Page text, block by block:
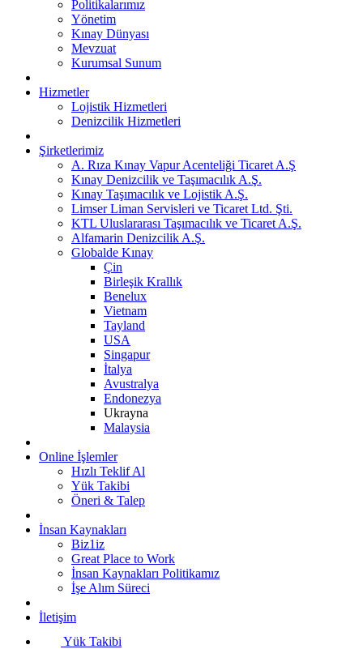
Politikalarımız
Yönetim
Kınay Dünyası
Mevzuat
Kurumsal Sunum
Hizmetler
Lojistik Hizmetleri
Denizcilik Hizmetleri
Şirketlerimiz
A. Rıza Kınay Vapur Acenteliği Ticaret A.Ş
Kınay Denizcilik ve Taşımacılık A.Ş.
Kınay Taşımacılık ve Lojistik A.Ş.
Limser Liman Servisleri ve Ticaret Ltd. Şti.
KTL Uluslararası Taşımacılık ve Ticaret A.Ş.
Alfamarin Denizcilik A.Ş.
Globalde Kınay
Çin
Birleşik Krallık
Benelux
Vietnam
Tayland
USA
Singapur
İtalya
Avustralya
Endonezya
Ukrayna
Malaysia
Online İşlemler
Hızlı Teklif Al
Yük Takibi
Öneri & Talep
İnsan Kaynakları
Biz1iz
Great Place to Work
İnsan Kaynakları Politikamız
İşe Alım Süreci
İletişim
Yük Takibi